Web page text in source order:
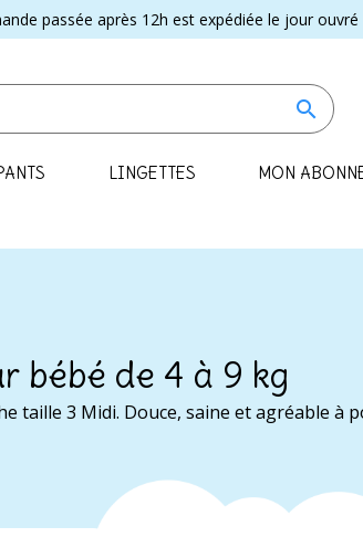
passée après 12h est expédiée le jour ouvré
search
LINGETTES MON
bébé de 4 à 9 kg
taille 3 Midi. Douce, saine et agréable à